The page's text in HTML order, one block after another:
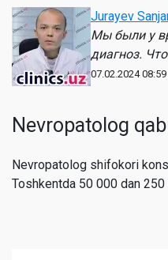
Jurayev
Мы были у
диагноз.
07.02.2024
Nevropatolog
Nevropatolog shifokori
Toshkentda 50 000 dan 250